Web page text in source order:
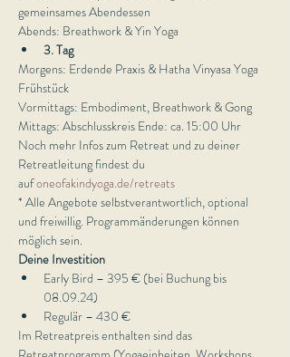
gemeinsames Abendessen
Abends: Breathwork & Yin Yoga
3. Tag
Morgens: Erdende Praxis & Hatha Vinyasa Yoga
Frühstück
Vormittags: Embodiment, Breathwork & Gong
Mittags: Abschlusskreis Ende: ca. 15:00 Uhr
Noch mehr Infos zum Retreat und zu deiner
Retreatleitung findest du
auf oneofakindyoga.de/retreats
* Alle Angebote selbstverantwortlich, optional
und freiwillig. Programmänderungen können
möglich sein.
Deine Investition
Early Bird – 395 € (bei Buchung bis
08.09.24)
Regulär – 430 €
Im Retreatpreis enthalten sind das